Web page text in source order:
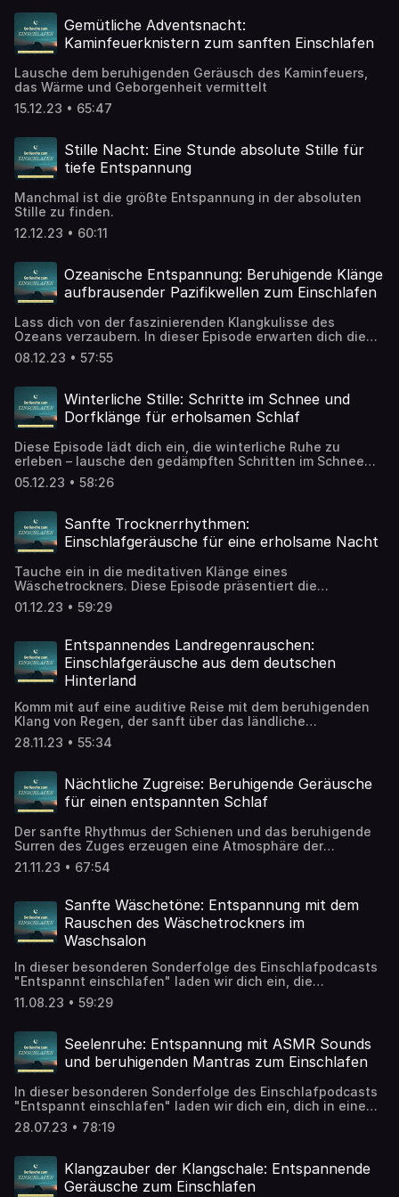
Gemütliche Adventsnacht:
Kaminfeuerknistern zum sanften Einschlafen
Lausche dem beruhigenden Geräusch des Kaminfeuers,
das Wärme und Geborgenheit vermittelt
15.12.23 • 65:47
Stille Nacht: Eine Stunde absolute Stille für
tiefe Entspannung
Manchmal ist die größte Entspannung in der absoluten
Stille zu finden.
12.12.23 • 60:11
Ozeanische Entspannung: Beruhigende Klänge
aufbrausender Pazifikwellen zum Einschlafen
Lass dich von der faszinierenden Klangkulisse des
Ozeans verzaubern. In dieser Episode erwarten dich die
beruhigenden Geräusche eines Strandes, begleitet von
den aufbrausenden Wellen des Pazifiks.
08.12.23 • 57:55
Winterliche Stille: Schritte im Schnee und
Dorfklänge für erholsamen Schlaf
Diese Episode lädt dich ein, die winterliche Ruhe zu
erleben – lausche den gedämpften Schritten im Schnee
und den sanften Klängen eines verschneiten Dorfes.
05.12.23 • 58:26
Sanfte Trocknerrhythmen:
Einschlafgeräusche für eine erholsame Nacht
Tauche ein in die meditativen Klänge eines
Wäschetrockners. Diese Episode präsentiert die
beruhigenden und gleichmäßigen Geräusche eines
laufenden Trockners.
01.12.23 • 59:29
Entspannendes Landregenrauschen:
Einschlafgeräusche aus dem deutschen
Hinterland
Komm mit auf eine auditive Reise mit dem beruhigenden
Klang von Regen, der sanft über das ländliche
Deutschland fällt.
28.11.23 • 55:34
Nächtliche Zugreise: Beruhigende Geräusche
für einen entspannten Schlaf
Der sanfte Rhythmus der Schienen und das beruhigende
Surren des Zuges erzeugen eine Atmosphäre der
Entspannung und eignen sich perfekt als
Einschlafbegleitung.
21.11.23 • 67:54
Sanfte Wäschetöne: Entspannung mit dem
Rauschen des Wäschetrockners im
Waschsalon
In dieser besonderen Sonderfolge des Einschlafpodcasts
"Entspannt einschlafen" laden wir dich ein, die
beruhigenden Klänge eines alltäglichen Ortes in eine
Quelle der Entspannung zu verwandeln. Begib dich
Rhythmus des Wäschetrockners eine Atmosphäre der
Ruhe schafft. Die gleichmäßigen Geräusche des Trockners
erinnern an die sanfte Brise und lassen dich zur inneren
Klängen des Wäschetrockners in einen Zustand der
Entspannung wiegen. Schließe deine Augen, lehne dich
zurück und spüre, wie der Alltagsstress von dir abfällt.
tiefen und erholsamen Schlaf vorzubereiten. Genieße
diese Folge als unkonventionelle Einschlafhilfe und lass
11.08.23 • 59:29
Seelenruhe: Entspannung mit ASMR Sounds
und beruhigenden Mantras zum Einschlafen
In dieser besonderen Sonderfolge des Einschlafpodcasts
"Entspannt einschlafen" laden wir dich ein, dich in eine
Welt der Seelenruhe zu begeben. Tauche ein in die
sanften ASMR Sounds, die wie flüsternde Engel deinen
die beruhigenden Mantras eine harmonische Melodie
schaffen und dich in einen Zustand innerer Gelassenheit
führen. Die Kombination aus ASMR und Mantras wirkt wie
28.07.23 • 78:19
Klangzauber der Klangschale: Entspannende
Geräusche zum Einschlafen